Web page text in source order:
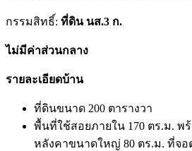
กรรมสิทธิ์: ที่ดิน นส.3 ก.
ไม่มีค่าส่วนกลาง
รายละเอียดบ้าน
ที่ดินขนาด 200 ตารางวา
พื้นที่ใช้สอยภายใน 170 ตร.ม. พ
หลังคาขนาดใหญ่ 80 ตร.ม. ที่จอ